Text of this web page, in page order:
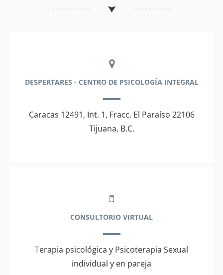
DESPERTARES - CENTRO DE PSICOLOGÍA INTEGRAL
Caracas 12491, Int. 1, Fracc. El Paraíso 22106
Tijuana, B.C.
CONSULTORIO VIRTUAL
Terapia psicológica y Psicoterapia Sexual
individual y en pareja